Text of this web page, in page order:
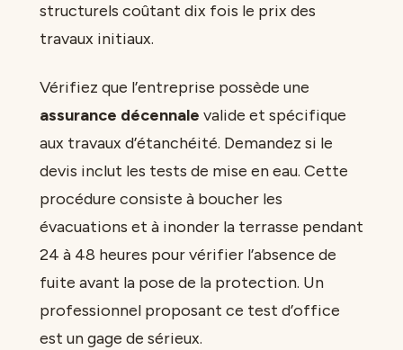
structurels coûtant dix fois le prix des
travaux initiaux.
Vérifiez que l’entreprise possède une
assurance décennale valide et spécifique
aux travaux d’étanchéité. Demandez si le
devis inclut les tests de mise en eau. Cette
procédure consiste à boucher les
évacuations et à inonder la terrasse pendant
24 à 48 heures pour vérifier l’absence de
fuite avant la pose de la protection. Un
professionnel proposant ce test d’office
est un gage de sérieux.